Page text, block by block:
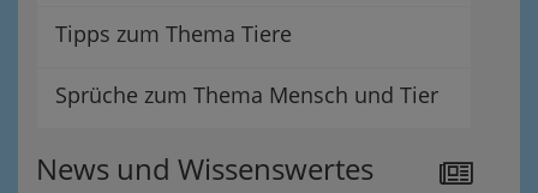
Tipps zum Thema Tiere
Sprüche zum Thema Mensch und Tier
News und Wissenswertes